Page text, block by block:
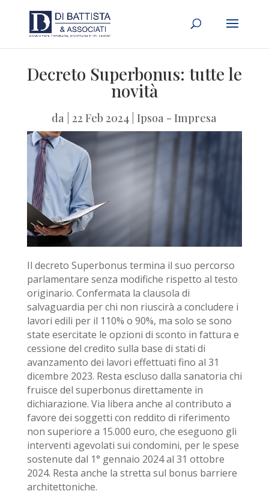
Decreto Superbonus: tutte le
novità
da |22 Feb 2024 |Ipsoa - Impresa
Il decreto Superbonus termina il suo percorso
parlamentare senza modifiche rispetto al testo
originario. Confermata la clausola di
salvaguardia per chi non riuscirà a concludere i
lavori edili per il 110% o 90%, ma solo se sono
state esercitate le opzioni di sconto in fattura e
cessione del credito sulla base di stati di
avanzamento dei lavori effettuati fino al 31
dicembre 2023. Resta escluso dalla sanatoria chi
fruisce del superbonus direttamente in
dichiarazione. Via libera anche al contributo a
favore dei soggetti con reddito di riferimento
non superiore a 15.000 euro, che eseguono gli
interventi agevolati sui condomini, per le spese
sostenute dal 1° gennaio 2024 al 31 ottobre
2024. Resta anche la stretta sul bonus barriere
architettoniche.